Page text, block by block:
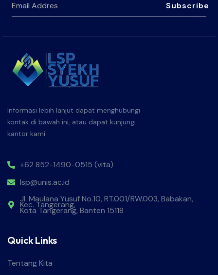
Subscribe
Informasi lebih lanjut dapat menghubungi
kontak di bawah ini, atau dapat kunjungi
kantor kami
+62 852-1490-0515 (vita)
lsp@unis.ac.id
Jl. Maulana Yusuf No.10, RT.001/RW.003, Babakan,
Kec. Tangerang,
Kota Tangerang, Banten 15118
Quick Links
Tentang Kita